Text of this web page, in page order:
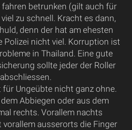
fahren betrunken (gilt auch für
zu schnell. Kracht es dann,
denn der hat am ehesten
Polizei nicht viel. Korruption ist
in Thailand. Eine gute
sollte jeder der Roller
Ungeübte nicht ganz ohne.
Abbiegen oder aus dem
rechts. Vorallem nachts
vorallem ausserorts die Finger